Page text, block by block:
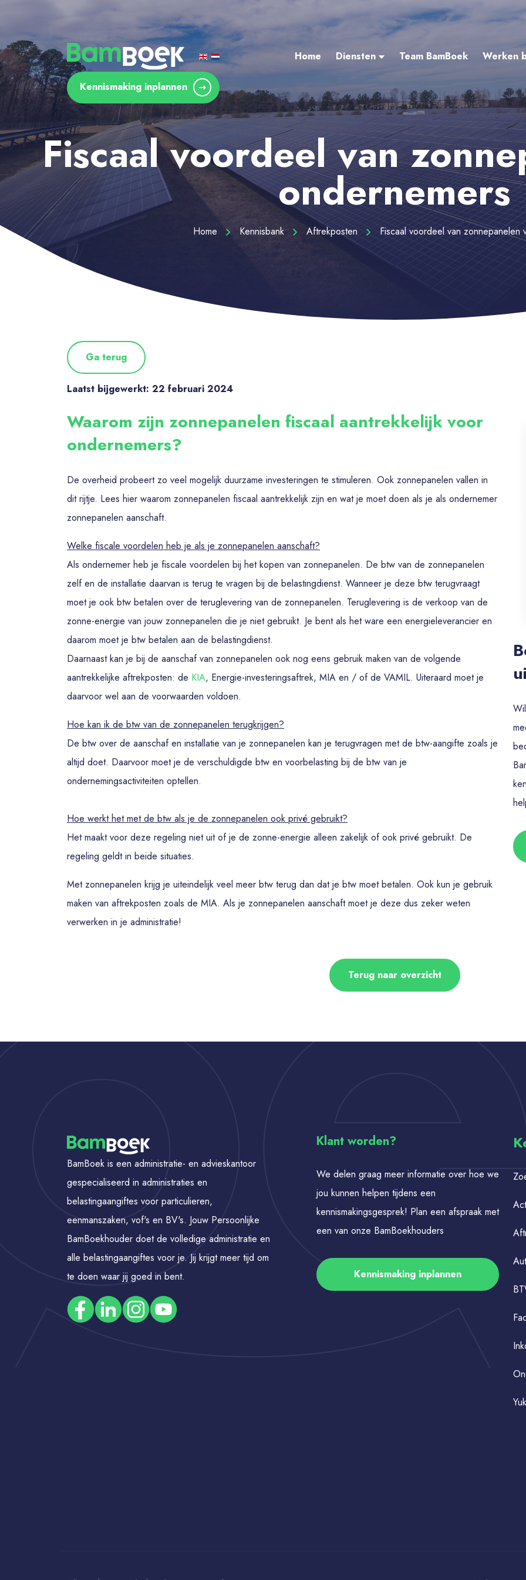
Home Diensten Team BamBoek Werken
Kennismaking inplannen
Fiscaal voordeel van
ondernemers
Home Kennisbank Aftrekposten Fiscaal voordeel van zonnepanelen
Ga terug
Laatst bijgewerkt: 22 februari 2024
Waarom zijn zonnepanelen fiscaal aantrekkelijk voor
ondernemers?
De overheid probeert zo veel mogelijk duurzame investeringen te stimuleren. Ook zonnepanelen vallen in
dit rijtje. Lees hier waarom zonnepanelen fiscaal aantrekkelijk zijn en wat je moet doen als je als ondernemer
zonnepanelen aanschaft.
Welke fiscale voordelen heb je als je zonnepanelen aanschaft?
Als ondernemer heb je fiscale voordelen bij het kopen van zonnepanelen. De btw van de zonnepanelen
zelf en de installatie daarvan is terug te vragen bij de belastingdienst. Wanneer je deze btw terugvraagt
moet je ook btw betalen over de teruglevering van de zonnepanelen. Teruglevering is de verkoop van de
zonne-energie van jouw zonnepanelen die je niet gebruikt. Je bent als het ware een energieleverancier en
daarom moet je btw betalen aan de belastingdienst.
Daarnaast kan je bij de aanschaf van zonnepanelen ook nog eens gebruik maken van de volgende
aantrekkelijke aftrekposten: de KIA, Energie-investeringsaftrek, MIA en / of de VAMIL. Uiteraard moet je
daarvoor wel aan de voorwaarden voldoen.
Hoe kan ik de btw van de zonnepanelen terugkrijgen?
De btw over de aanschaf en installatie van je zonnepanelen kan je terugvragen met de btw-aangifte zoals je
altijd doet. Daarvoor moet je de verschuldigde btw en voorbelasting bij de btw van je
ondernemingsactiviteiten optellen.
Hoe werkt het met de btw als je de zonnepanelen ook privé gebruikt?
Het maakt voor deze regeling niet uit of je de zonne-energie alleen zakelijk of ook privé gebruikt. De
regeling geldt in beide situaties.
Met zonnepanelen krijg je uiteindelijk veel meer btw terug dan dat je btw moet betalen. Ook kun je gebruik
maken van aftrekposten zoals de MIA. Als je zonnepanelen aanschaft moet je deze dus zeker weten
verwerken in je administratie!
Terug naar overzicht
BamBoek is een administratie- en advieskantoor
gespecialiseerd in administraties en
belastingaangiftes voor particulieren,
eenmanszaken, vof's en BV's. Jouw Persoonlijke
BamBoekhouder doet de volledige administratie en
alle belastingaangiftes voor je. Jij krijgt meer tijd om
te doen waar jij goed in bent.
Klant worden?
We delen graag meer informatie over hoe we
jou kunnen helpen tijdens een
kennismakingsgesprek! Plan een afspraak met
een van onze BamBoekhouders
Kennismaking inplannen